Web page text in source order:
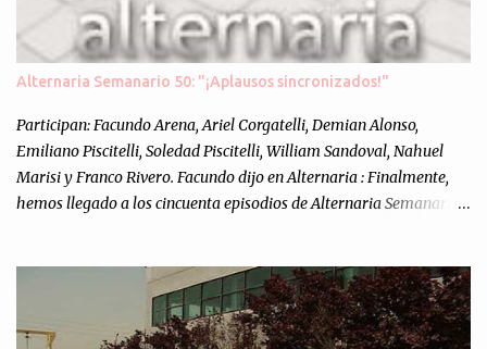
o
s
Alternaria Semanario 50: "¡Aplausos sincronizados!"
Participan: Facundo Arena, Ariel Corgatelli, Demian Alonso,
Emiliano Piscitelli, Soledad Piscitelli, William Sandoval, Nahuel
Marisi y Franco Rivero. Facundo dijo en Alternaria : Finalmente,
hemos llegado a los cincuenta episodios de Alternaria Semanario.
nuestra propia óptica: un punto de vista independiente e
informal.Para festejarlo, se nos ocurrió que estemos todos juntos; y
cuando digo "todos" me refiero a toda la gente que alguna vez